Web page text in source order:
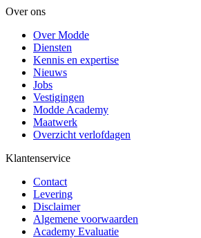
Over ons
Over Modde
Diensten
Kennis en expertise
Nieuws
Jobs
Vestigingen
Modde Academy
Maatwerk
Overzicht verlofdagen
Klantenservice
Contact
Levering
Disclaimer
Algemene voorwaarden
Academy Evaluatie